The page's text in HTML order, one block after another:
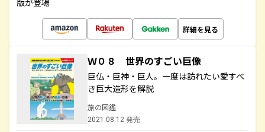
版が登場
詳細を見る
Ｗ０８ 世界のすごい巨像
巨仏・巨神・巨人。一度は訪れたい愛すべ
き巨大造形を解説
旅の図鑑
2021.08.12 発売